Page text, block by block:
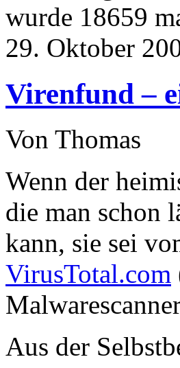
wurde 18659
29. Oktober
Virenfund –
Von Thomas
Wenn der
die man schon
kann, sie sei
VirusTotal.com
Aus der